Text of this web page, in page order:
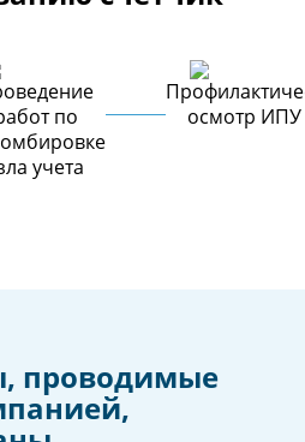
по
учета
осмотр ИПУ
проводимые